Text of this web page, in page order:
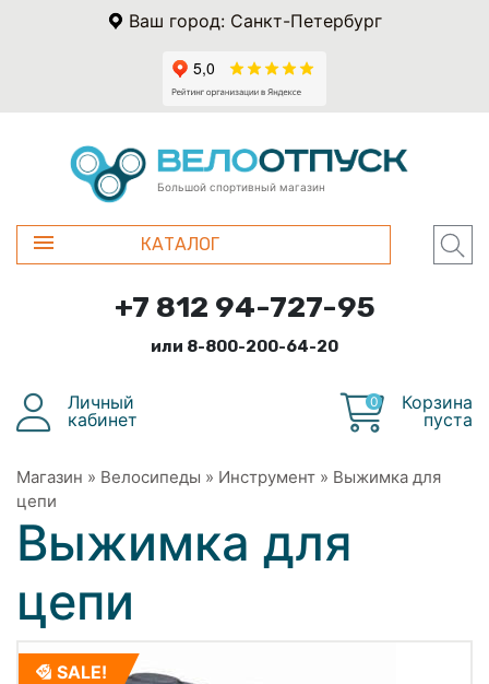
Ваш город: Санкт-Петербург
Большой спортивный магазин
КАТАЛОГ
+7 812 94-727-95
или 8-800-200-64-20
Личный
кабинет
0
Корзина
пуста
Магазин » Велосипеды » Инструмент » Выжимка для
цепи
Выжимка для
цепи
SALE!